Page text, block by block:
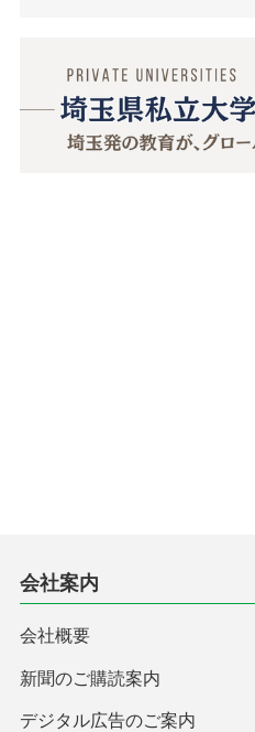
会社案内
会社概要
新聞のご購読案内
デジタル広告のご案内